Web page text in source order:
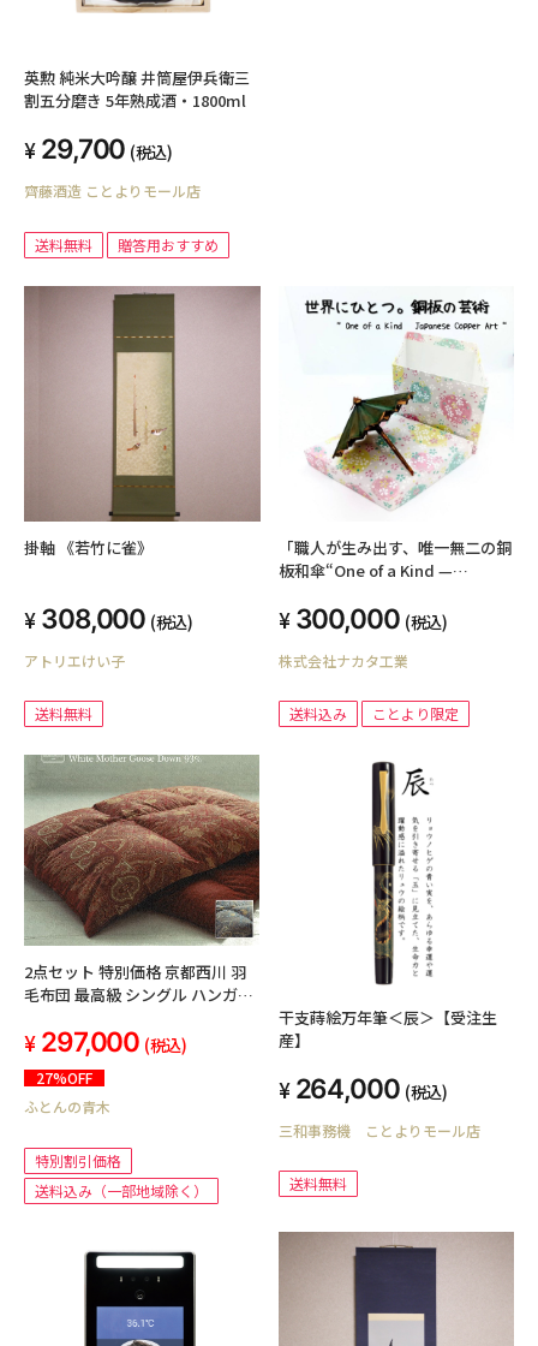
英勲 純米大吟醸 井筒屋伊兵衛三
割五分磨き 5年熟成酒・1800ml
29,700 (税込)
齊藤酒造 ことよりモール店
送料無料 贈答用おすすめ
掛軸 《若竹に雀》
308,000 (税込)
アトリエけい子
送料無料
「職人が生み出す、唯一無二の銅
板和傘“One of a Kind —
300,000 (税込)
株式会社ナカタ工業
送料込み ことより限定
2点セット 特別価格 京都西川 羽
毛布団 最高級 シングル ハンガリ
ー&レッド 日本製 150x210cm
1.2kg 綿100%生地 ダブルフェイ
ス・キルト 西川品質 最高級品 羽
毛ふとん ふっくら あったか 羽毛
297,000 (税込)
27%OFF
ふとんの青木
特別割引価格
送料込み（一部地域除く）
干支蒔絵万年筆＜辰＞【受注生
産】
264,000 (税込)
三和事務機 ことよりモール店
送料無料